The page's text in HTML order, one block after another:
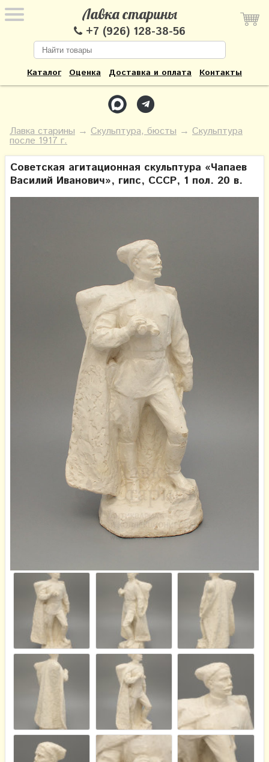
Лавка старины
+7 (926) 128-38-56
Каталог Оценка Доставка и оплата Контакты
Лавка старины → Скульптура, бюсты → Скульптура
после 1917 г.
Советская агитационная скульптура «Чапаев
Василий Иванович», гипс, СССР, 1 пол. 20 в.